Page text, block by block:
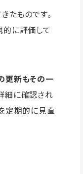
たものです。
的に評価して
更新もその一
細に確認され
定期的に見直